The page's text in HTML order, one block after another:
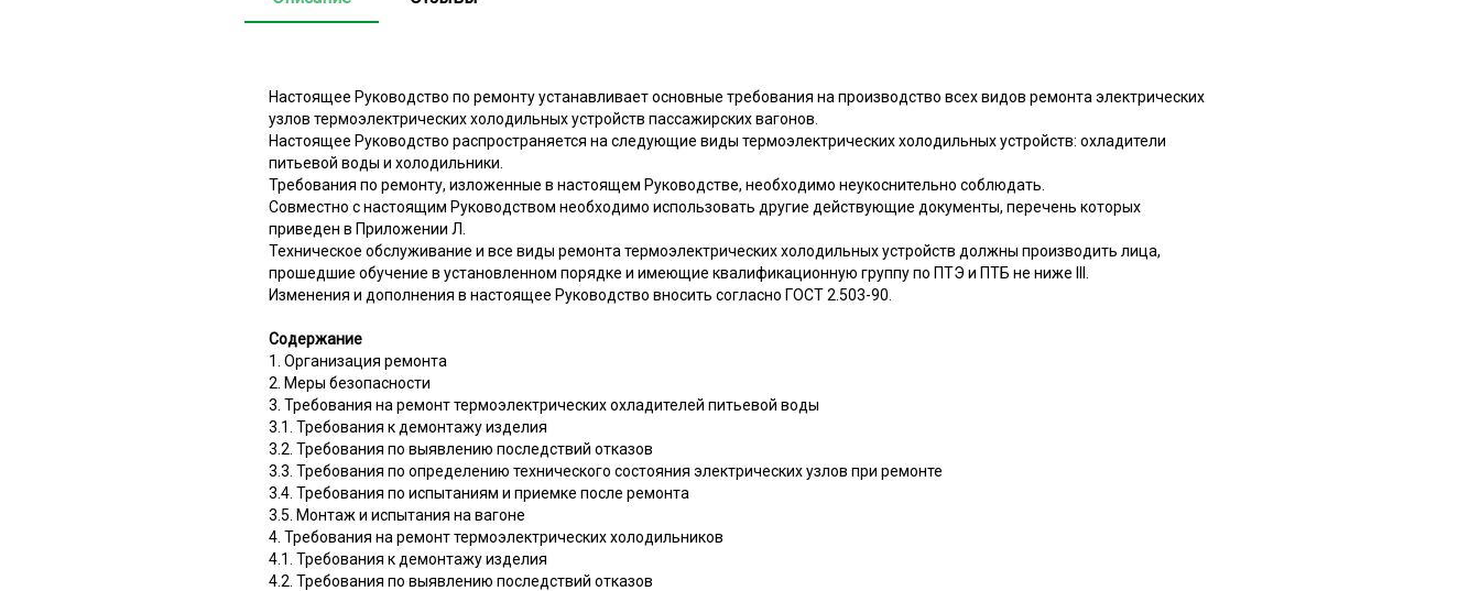
Настоящее Руководство по ремонту устанавливает основные требования на производство всех видов ремонта электрических
узлов термоэлектрических холодильных устройств пассажирских вагонов.
Настоящее Руководство распространяется на следующие виды термоэлектрических холодильных устройств: охладители
питьевой воды и холодильники.
Требования по ремонту, изложенные в настоящем Руководстве, необходимо неукоснительно соблюдать.
Совместно с настоящим Руководством необходимо использовать другие действующие документы, перечень которых
приведен в Приложении Л.
Техническое обслуживание и все виды ремонта термоэлектрических холодильных устройств должны производить лица,
прошедшие обучение в установленном порядке и имеющие квалификационную группу по ПТЭ и ПТБ не ниже III.
Изменения и дополнения в настоящее Руководство вносить согласно ГОСТ 2.503-90.
Содержание
1. Организация ремонта
2. Меры безопасности
3. Требования на ремонт термоэлектрических охладителей питьевой воды
3.1. Требования к демонтажу изделия
3.2. Требования по выявлению последствий отказов
3.3. Требования по определению технического состояния электрических узлов при ремонте
3.4. Требования по испытаниям и приемке после ремонта
3.5. Монтаж и испытания на вагоне
4. Требования на ремонт термоэлектрических холодильников
4.1. Требования к демонтажу изделия
4.2. Требования по выявлению последствий отказов